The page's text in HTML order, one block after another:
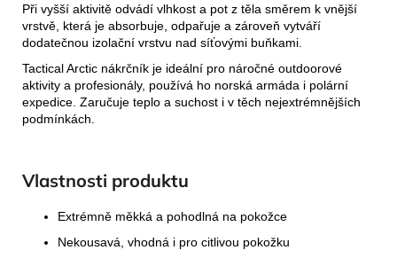
Při vyšší aktivitě odvádí vlhkost a pot z těla směrem k vnější
vrstvě, která je absorbuje, odpařuje a zároveň vytváří
dodatečnou izolační vrstvu nad síťovými buňkami.
Tactical Arctic nákrčník je ideální pro náročné outdoorové
aktivity a profesionály, používá ho norská armáda i polární
expedice. Zaručuje teplo a suchost i v těch nejextrémnějších
podmínkách.
Vlastnosti produktu
Extrémně měkká a pohodlná na pokožce
Nekousavá, vhodná i pro citlivou pokožku
Kč